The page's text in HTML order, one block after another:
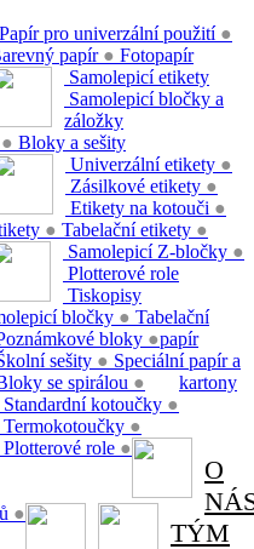
Papír pro univerzální použití ●
papír ● Fotopapír
●
Samolepicí etikety
Univerzální etikety ●
Zásilkové etikety ●
Etikety na kotouči ●
● Tabelační etikety ●
Samolepicí bločky a
záložky
Samolepicí Z-bločky ●
bločky ●
Bloky a sešity
bloky ●
sešity ●
se spirálou ●
Plotterové role
Standardní kotoučky ●
Termokotoučky ●
Plotterové role ●
Tiskopisy
●
Tabelační
papír
Speciální papír a
kartony
O
TÝM